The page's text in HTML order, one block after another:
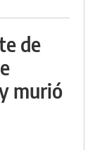
de
murió